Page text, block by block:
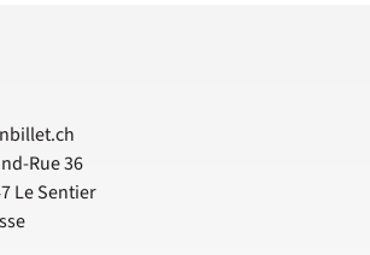
Rue 36
Le Sentier